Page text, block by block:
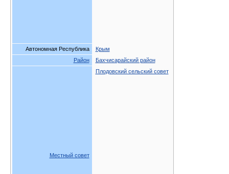
Автономная Республика
Крым
Район
Бахчисарайский район
Местный совет
Плодовский сельский совет